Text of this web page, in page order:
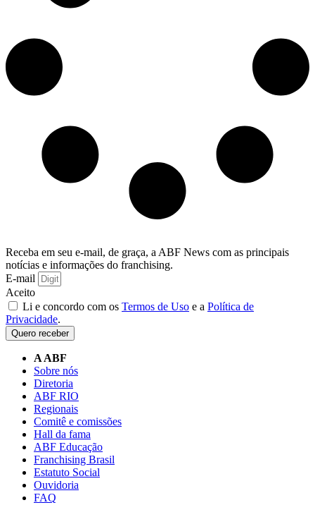
Receba em seu e-mail, de graça, a ABF News com as principais
notícias e informações do franchising.
E-mail
Aceito
Li e concordo com os Termos de Uso e a Política de
Privacidade.
Quero receber
A ABF
Sobre nós
Diretoria
ABF RIO
Regionais
Comitê e comissões
Hall da fama
ABF Educação
Franchising Brasil
Estatuto Social
Ouvidoria
FAQ